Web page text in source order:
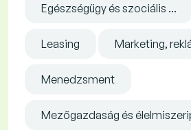
Egészségügy és szociális ...
Leasing Marketing,
Menedzsment
Mezőgazdaság és